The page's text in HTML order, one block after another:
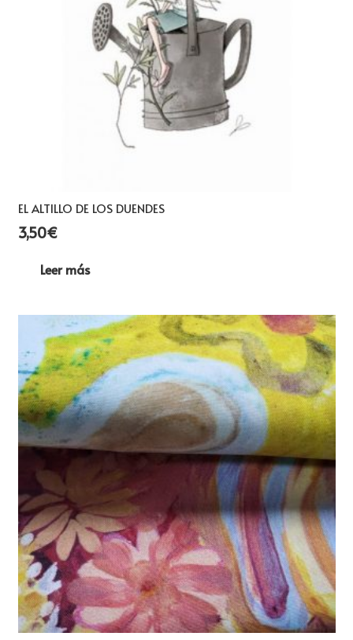
EL ALTILLO DE LOS DUENDES
3,50€
Leer más